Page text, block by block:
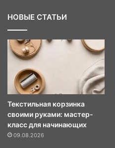
НОВЫЕ СТАТЬИ
Текстильная корзинка
своими руками: мастер-
класс для начинающих
09.08.2026